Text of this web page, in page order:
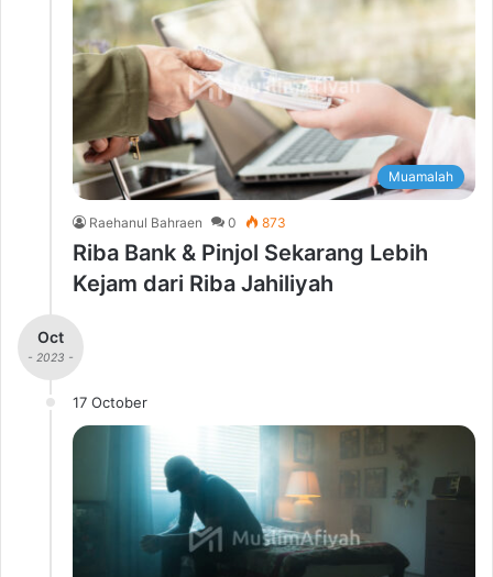
Muamalah
Raehanul Bahraen 0 873
Riba Bank & Pinjol Sekarang Lebih
Kejam dari Riba Jahiliyah
Oct
- 2023 -
17 October